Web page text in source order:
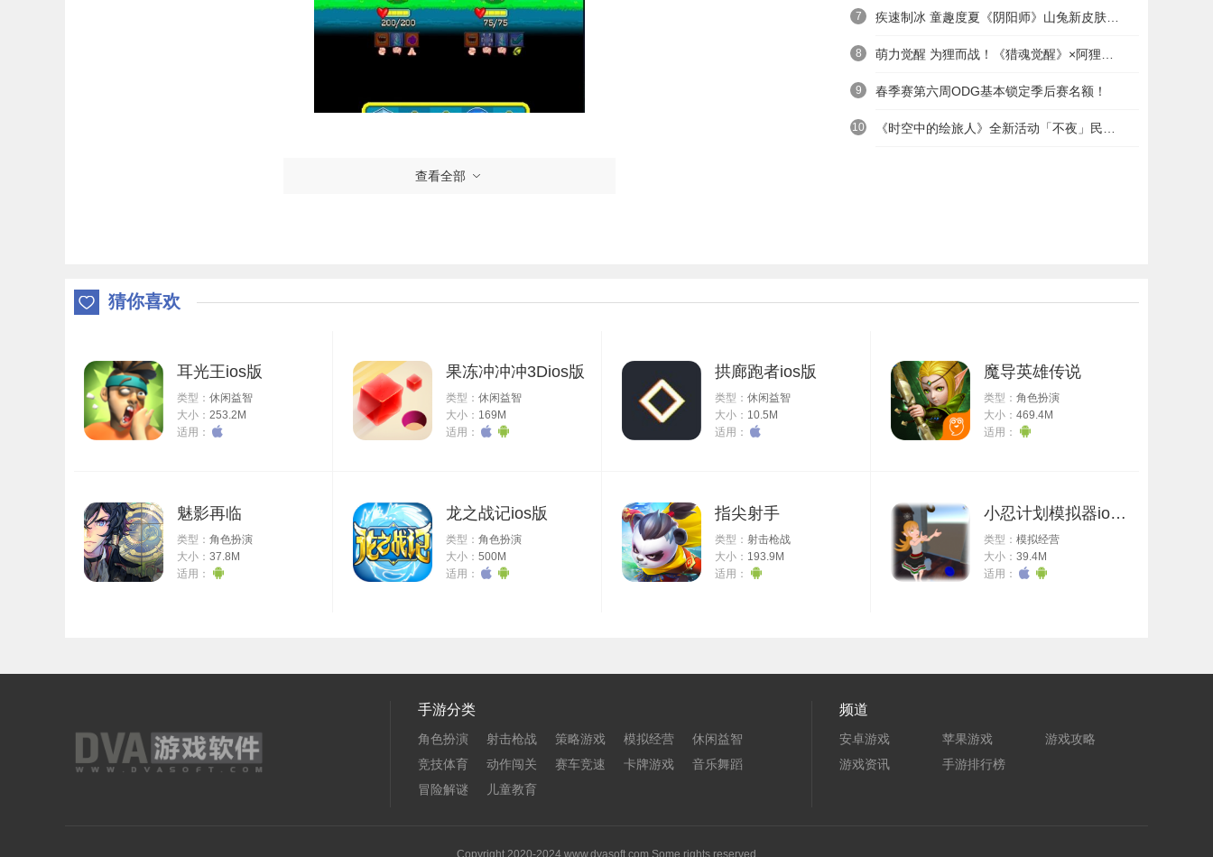
2、丰富海量的游戏商城里面有很多不同的游戏商品可以进行售卖，只需要玩家们获取金币；
3、不同的道具能够帮助玩家们在游戏里面解决很多不必要的游戏麻烦，还有就是很多趣味玩法。
游戏玩法
建造蘑菇村，合成孢子人，赢得孢子人竞技场冠军，完成孢子源源不断的合成；
查看全部
7
8
9 春季赛第六周ODG基本锁定季后赛名额！
10
猜你喜欢
耳光王ios版
类型： 休闲益智
大小： 253.2M
适用：
果冻冲冲冲3Dios版
类型： 休闲益智
大小： 169M
适用：
拱廊跑者ios版
类型： 休闲益智
大小： 10.5M
适用：
魔导英雄传说
类型： 角色扮演
大小： 469.4M
适用：
魅影再临
类型： 角色扮演
大小： 37.8M
适用：
龙之战记ios版
类型： 角色扮演
大小： 500M
适用：
指尖射手
类型： 射击枪战
大小： 193.9M
适用：
小忍计划模拟器ios版
类型： 模拟经营
大小： 39.4M
适用：
手游分类
角色扮演 射击枪战 策略游戏 模拟经营
休闲益智
竞技体育
动作闯关 赛车竞速 卡牌游戏
音乐舞蹈
冒险解谜
儿童教育
频道
安卓游戏 苹果游戏
游戏攻略
游戏资讯
手游排行榜
Copyright 2020-2024 www.dvasoft.com Some rights reserved